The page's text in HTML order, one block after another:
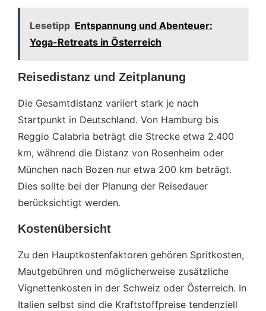
Lesetipp Entspannung und Abenteuer:
Yoga-Retreats in Österreich
Reisedistanz und Zeitplanung
Die Gesamtdistanz variiert stark je nach
Startpunkt in Deutschland. Von Hamburg bis
Reggio Calabria beträgt die Strecke etwa 2.400
km, während die Distanz von Rosenheim oder
München nach Bozen nur etwa 200 km beträgt.
Dies sollte bei der Planung der Reisedauer
berücksichtigt werden.
Kostenübersicht
Zu den Hauptkostenfaktoren gehören Spritkosten,
Mautgebühren und möglicherweise zusätzliche
Vignettenkosten in der Schweiz oder Österreich. In
Italien selbst sind die Kraftstoffpreise tendenziell